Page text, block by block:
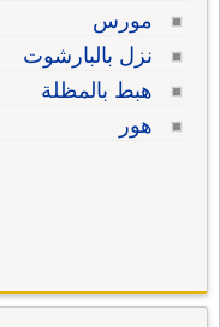
مورس
نزل بالبارشوت
هبط بالمظلة
هور